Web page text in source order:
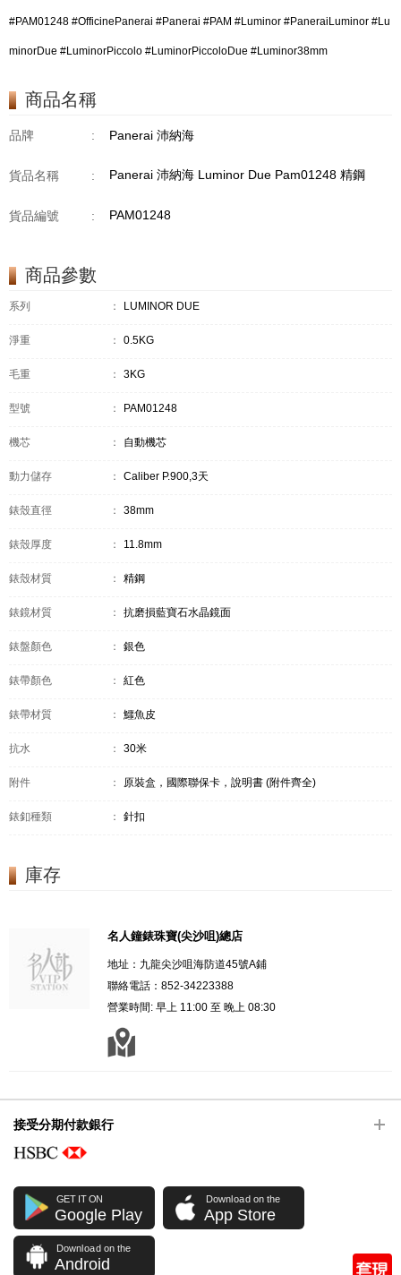
#PAM01248 #OfficinePanerai #Panerai #PAM #Luminor #PaneraiLuminor #Lu
minorDue #LuminorPiccolo #LuminorPiccoloDue #Luminor38mm
商品名稱
品牌 : Panerai 沛納海
貨品名稱 : Panerai 沛納海 Luminor Due Pam01248 精鋼
貨品編號 : PAM01248
商品參數
系列 ： LUMINOR DUE
淨重 ： 0.5KG
毛重 ： 3KG
型號 ： PAM01248
機芯 ： 自動機芯
動力儲存 ： Caliber P.900,3天
錶殼直徑 ： 38mm
錶殼厚度 ： 11.8mm
錶殼材質 ： 精鋼
錶鏡材質 ： 抗磨損藍寶石水晶鏡面
錶盤顏色 ： 銀色
錶帶顏色 ： 紅色
錶帶材質 ： 鱷魚皮
抗水 ： 30米
附件 ： 原裝盒，國際聯保卡，說明書 (附件齊全)
錶釦種類 ： 針扣
庫存
名人鐘錶珠寶(尖沙咀)總店
地址：九龍尖沙咀海防道45號A鋪
聯絡電話：852-34223388
營業時間: 早上 11:00 至 晚上 08:30
接受分期付款銀行
GET IT ON
Google Play
Download on the
App Store
Download on the
Android